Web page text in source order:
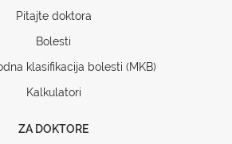
Pitajte doktora
Bolesti
klasifikacija bolesti (MKB)
Kalkulatori
ZA DOKTORE